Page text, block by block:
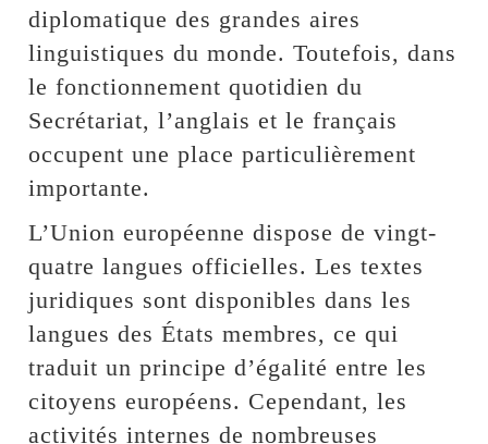
diplomatique des grandes aires
linguistiques du monde. Toutefois, dans
le fonctionnement quotidien du
Secrétariat, l’anglais et le français
occupent une place particulièrement
importante.
L’Union européenne dispose de vingt-
quatre langues officielles. Les textes
juridiques sont disponibles dans les
langues des États membres, ce qui
traduit un principe d’égalité entre les
citoyens européens. Cependant, les
activités internes de nombreuses